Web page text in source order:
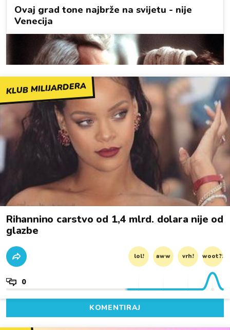
KLUB MILIJARDERA
Rihannino carstvo od 1,4 mlrd. dolara nije od
glazbe
lol! aww vrh! woot?!
0
KOMENTIRAJ